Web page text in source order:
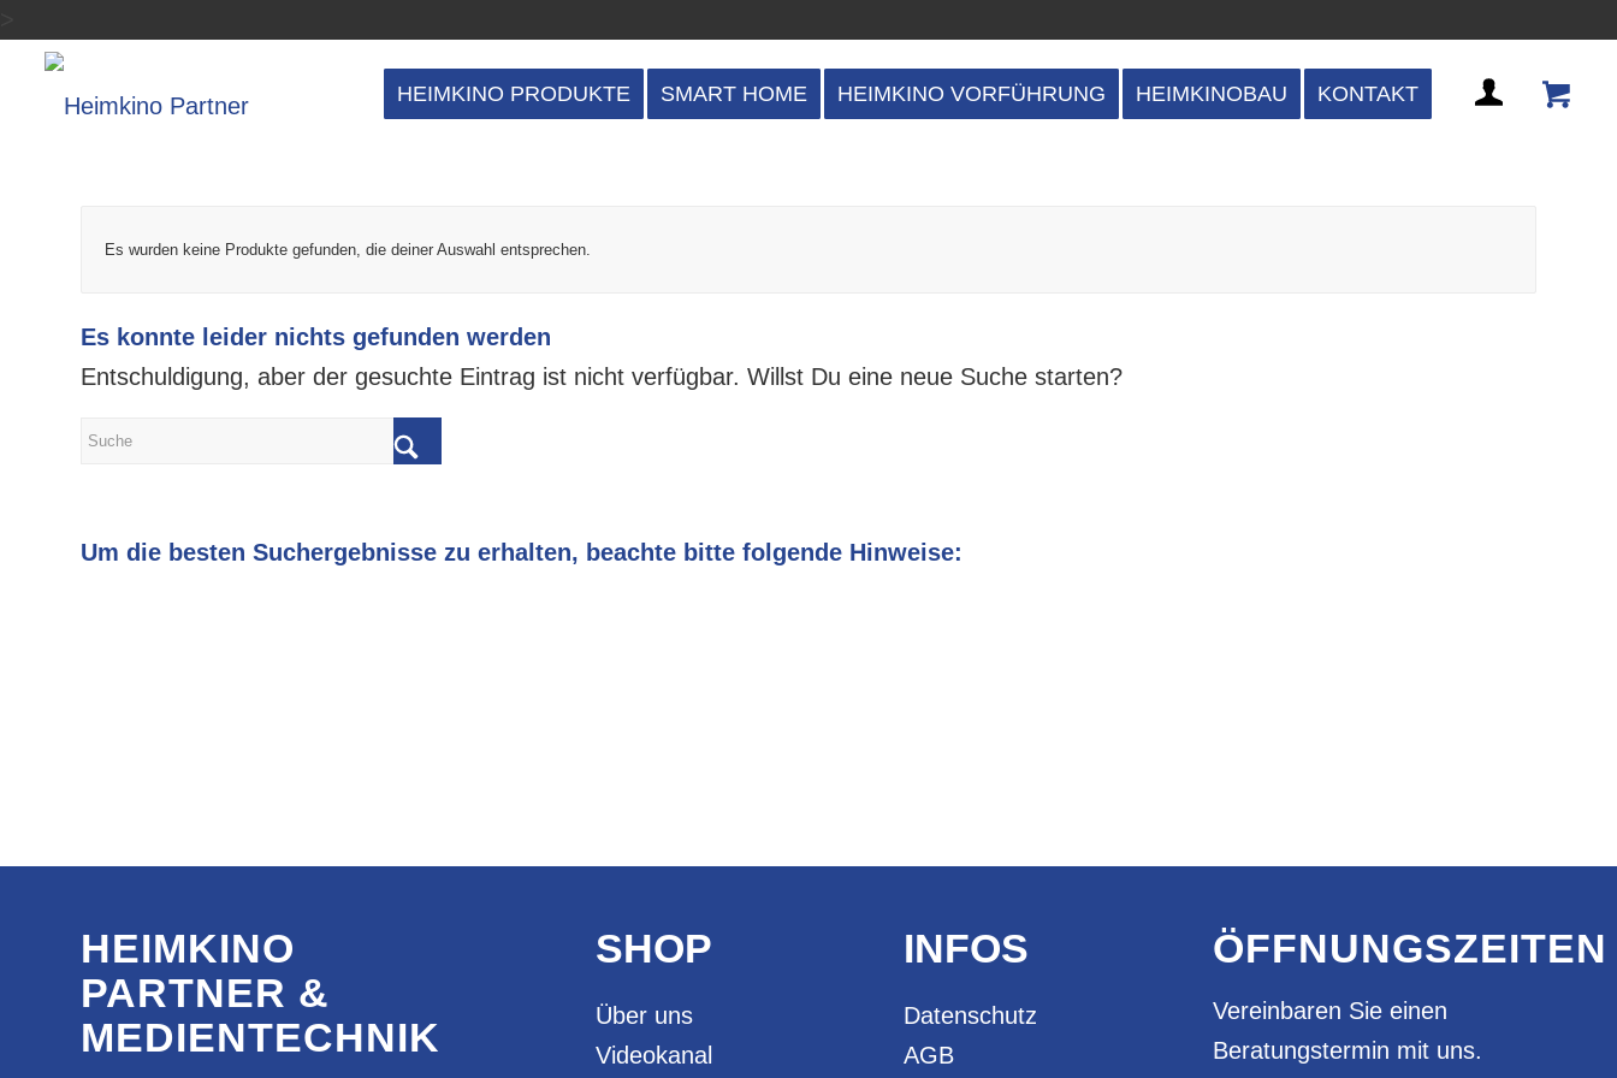
HEIMKINO PRODUKTE SMART HOME HEIMKINO VORFÜHRUNG HEIMKINOBAU KONTAKT
Es wurden keine Produkte gefunden, die deiner Auswahl entsprechen.
Es konnte leider nichts gefunden werden
Entschuldigung, aber der gesuchte Eintrag ist nicht verfügbar. Willst Du eine neue Suche starten?
Um die besten Suchergebnisse zu erhalten, beachte bitte folgende Hinweise:
HEIMKINO
PARTNER &
MEDIENTECHNIK
SHOP
Über uns
Videokanal
INFOS
Datenschutz
AGB
ÖFFNUNGSZEITEN
Vereinbaren Sie einen
Beratungstermin mit uns.